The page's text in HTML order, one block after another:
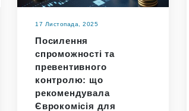
17 Листопада, 2025
Посилення
спроможності та
превентивного
контролю: що
рекомендувала
Єврокомісія для